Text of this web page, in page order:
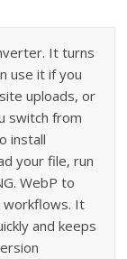
It turns
use it if you
uploads, or
switch from
install
your file, run
WebP to
workflows. It
and keeps